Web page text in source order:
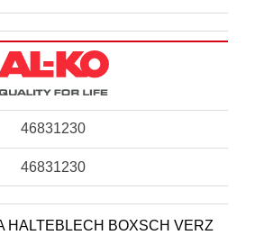
46831230
46831230
HALTEBLECH BOXSCH VERZ